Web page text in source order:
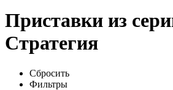
Приставки из
Стратегия
Сбросить
Фильтры